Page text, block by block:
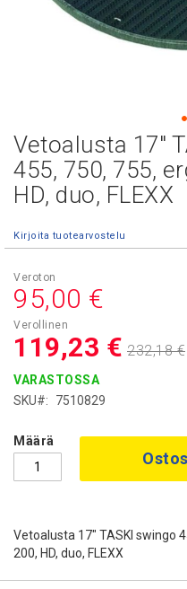
Vetoalusta 17"
455, 750, 755,
HD, duo, FLEXX
Kirjoita tuotearvostelu
Asiakashinta
119,23 €
95,00 €
232,18 €
VARASTOSSA
SKU
7510829
Määrä
Vetoalusta 17" TASKI swingo
200, HD, duo, FLEXX
Skip
to
the
beginning
the
images